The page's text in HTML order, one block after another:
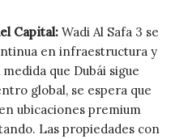
Capital: Wadi Al Safa 3 se
en infraestructura y
que Dubái sigue
global, se espera que
ubicaciones premium
Las propiedades con